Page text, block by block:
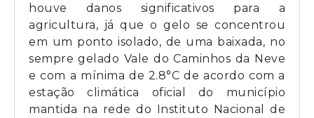
houve danos significativos para a
agricultura, já que o gelo se concentrou
em um ponto isolado, de uma baixada, no
sempre gelado Vale do Caminhos da Neve
e com a mínima de 2.8°C de acordo com a
estação climática oficial do município
mantida na rede do Instituto Nacional de